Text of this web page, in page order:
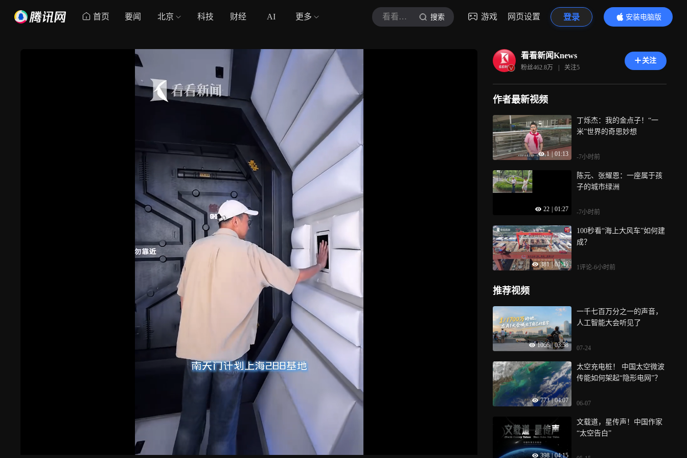
首页 要闻 北京 科技 财经 AI 更多 看看新闻Knews 搜索 游戏 网页设置 登录
安装电脑版
内容更精彩
看看新闻Knews
粉丝462.8万 | 关注5
关注
作者最新视频
1 01:13
丁烁杰：我的金点子！“一
米”世界的奇思妙想
-7小时前
22 01:27
陈元、张耀恩：一座属于孩
子的城市绿洲
-7小时前
381 01:45
100秒看“海上大风车”如何建
成？
1评论-6小时前
推荐视频
1066 03:58
一千七百万分之一的声音，
人工智能大会听见了
07-24
773 | 04:07
太空充电桩！ 中国太空微波
传能如何架起“隐形电网”？
06-07
398 | 04:15
文载道，星传声！中国作家
“太空告白”